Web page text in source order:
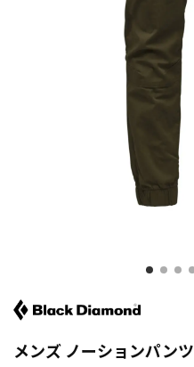
メンズ ノーションパンツ